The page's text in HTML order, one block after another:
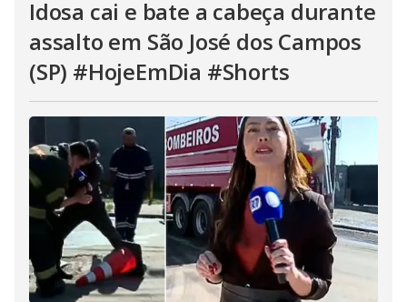
Idosa cai e bate a cabeça durante
assalto em São José dos Campos
(SP) #HojeEmDia #Shorts